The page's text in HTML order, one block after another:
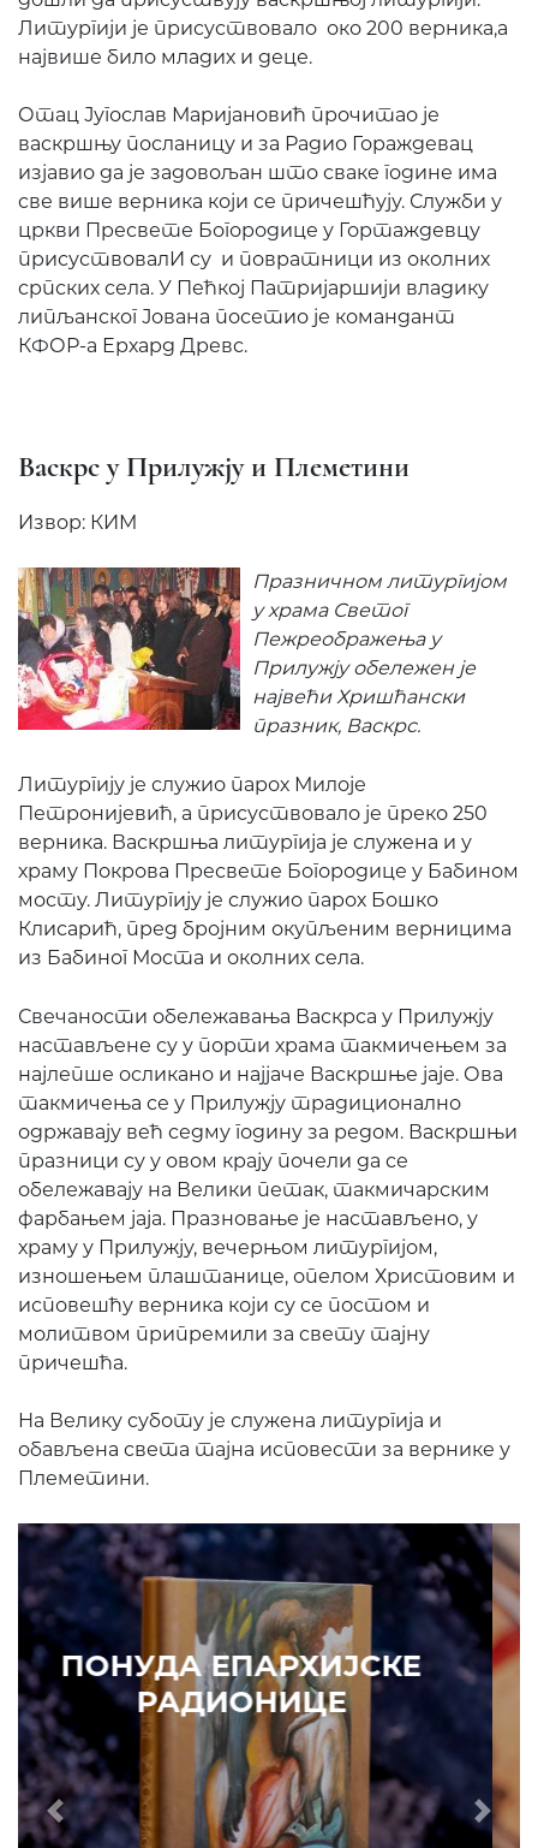
Литургији је присуствовало око 200 верника,а
највише било младих и деце.
Отац Југослав Маријановић прочитао је
васкршњу посланицу и за Радио Гораждевац
изјавио да је задовољан што сваке године има
све више верника који се причешћују. Служби у
цркви Пресвете Богородице у Гортаждевцу
присуствовалИ су и повратници из околних
српских села. У Пећкој Патријаршији владику
липљанског Јована посетио је командант
КФОР-а Ерхард Древс.
Васкрс у Прилужју и Племетини
Извор: КИМ
Празничном литургијом
у храма Светог
Пежреображења у
Прилужју обележен је
највећи Хришћански
празник, Васкрс.
Литургију је служио парох Милоје
Петронијевић, а присуствовало је преко 250
верника. Васкршња литургија је служена и у
храму Покрова Пресвете Богородице у Бабином
мосту. Литургију је служио парох Бошко
Клисарић, пред бројним окупљеним верницима
из Бабиног Моста и околних села.
Свечаности обележавања Васкрса у Прилужју
настављене су у порти храма такмичењем за
најлепше осликано и најјаче Васкршње јаје. Ова
такмичења се у Прилужју традиционално
одржавају већ седму годину за редом. Васкршњи
празници су у овом крају почели да се
обележавају на Велики петак, такмичарским
фарбањем јаја. Празновање је настављено, у
храму у Прилужју, вечерњом литургијом,
изношењем плаштанице, опелом Христовим и
исповешћу верника који су се постом и
молитвом припремили за свету тајну
причешћа.
На Велику суботу је служена литургија и
обављена света тајна исповести за вернике у
Племетини.
ПОНУДА ЕПАРХИЈСКЕ
РАДИОНИЦЕ
Prethodni